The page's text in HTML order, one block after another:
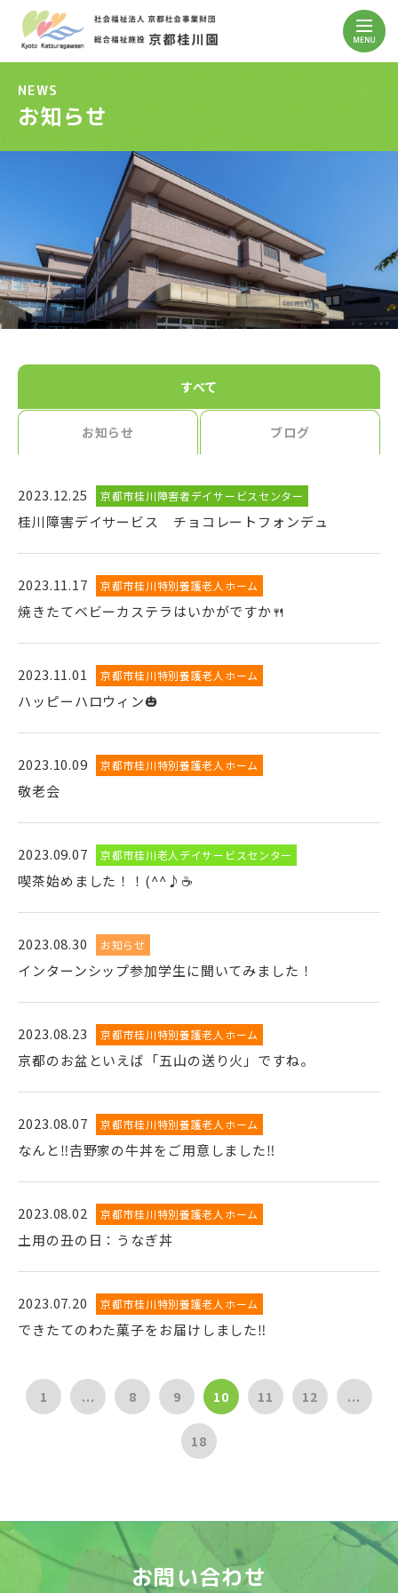
NEWS
お知らせ
すべて
お知らせ ブログ
2023.12.25 京都市桂川障害者デイサービスセンター
桂川障害デイサービス チョコレートフォンデュ
2023.11.17 京都市桂川特別養護老人ホーム
焼きたてベビーカステラはいかがですか🍴
2023.11.01 京都市桂川特別養護老人ホーム
ハッピーハロウィン🎃
2023.10.09 京都市桂川特別養護老人ホーム
敬老会
2023.09.07 京都市桂川老人デイサービスセンター
喫茶始めました！！(^^♪☕
2023.08.30 お知らせ
インターンシップ参加学生に聞いてみました！
2023.08.23 京都市桂川特別養護老人ホーム
京都のお盆といえば「五山の送り火」ですね。
2023.08.07 京都市桂川特別養護老人ホーム
なんと‼𠮷野家の牛丼をご用意しました‼
2023.08.02 京都市桂川特別養護老人ホーム
土用の丑の日：うなぎ丼
2023.07.20 京都市桂川特別養護老人ホーム
できたてのわた菓子をお届けしました‼
1 ... 8 9 10 11 12 ...
18
お問い合わせ